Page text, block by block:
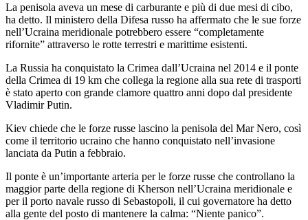
La penisola aveva un mese di carburante e più di due mesi di cibo,
ha detto. Il ministero della Difesa russo ha affermato che le sue forze
nell’Ucraina meridionale potrebbero essere “completamente
rifornite” attraverso le rotte terrestri e marittime esistenti.
La Russia ha conquistato la Crimea dall’Ucraina nel 2014 e il ponte
della Crimea di 19 km che collega la regione alla sua rete di trasporti
è stato aperto con grande clamore quattro anni dopo dal presidente
Vladimir Putin.
Kiev chiede che le forze russe lascino la penisola del Mar Nero, così
come il territorio ucraino che hanno conquistato nell’invasione
lanciata da Putin a febbraio.
Il ponte è un’importante arteria per le forze russe che controllano la
maggior parte della regione di Kherson nell’Ucraina meridionale e
per il porto navale russo di Sebastopoli, il cui governatore ha detto
alla gente del posto di mantenere la calma: “Niente panico”.